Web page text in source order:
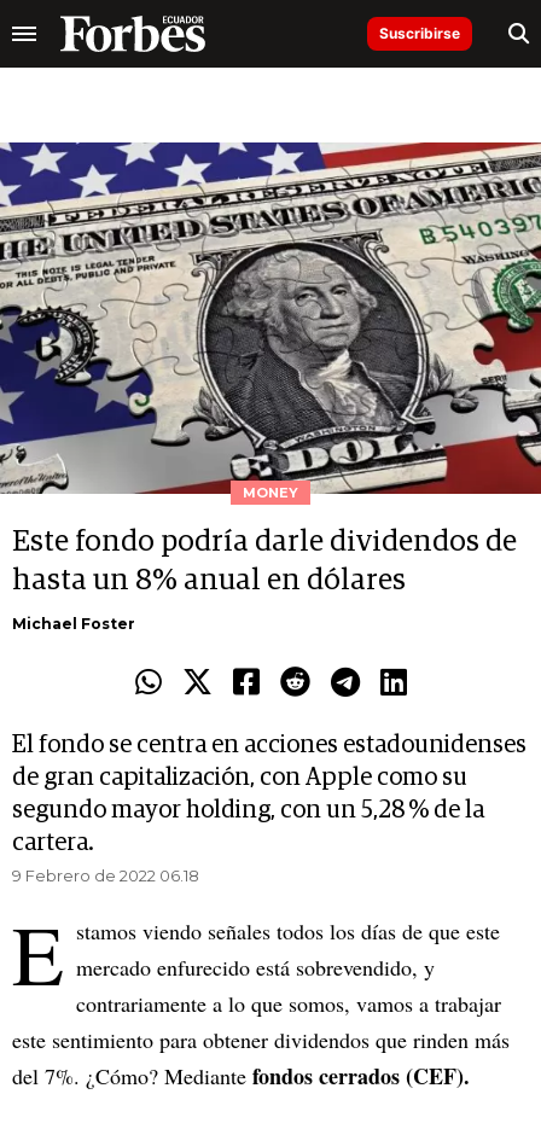
Suscribirse
MONEY
Este fondo podría darle dividendos de
hasta un 8% anual en dólares
Michael Foster
El fondo se centra en acciones estadounidenses
de gran capitalización, con Apple como su
segundo mayor holding, con un 5,28 % de la
cartera.
9 Febrero de 2022 06.18
E stamos viendo señales todos los días de que este
mercado enfurecido está sobrevendido, y
contrariamente a lo que somos, vamos a trabajar
este sentimiento para obtener dividendos que rinden más
del 7%. ¿Cómo? Mediante fondos cerrados (CEF).